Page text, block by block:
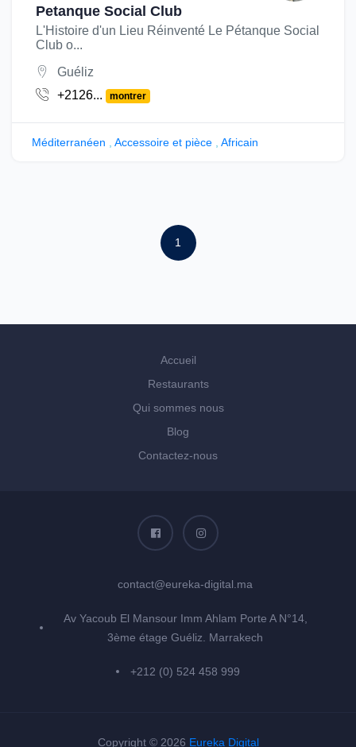
Petanque Social Club
L'Histoire d'un Lieu Réinventé Le Pétanque Social
Club o...
Guéliz
+2126...
montrer
Méditerranéen Accessoire et pièce Africain
1
Accueil
Restaurants
Qui sommes nous
Blog
Contactez-nous
contact@eureka-digital.ma
Av Yacoub El Mansour Imm Ahlam Porte A N°14,
3ème étage Guéliz. Marrakech
+212 (0) 524 458 999
Copyright © 2026 Eureka Digital